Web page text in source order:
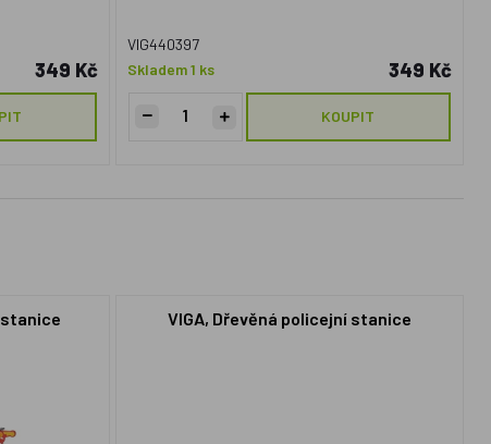
349 Kč
VIG440397
Skladem 1 ks
349 Kč
KOUPIT
stanice VIGA, Dřevěná policejní stanice